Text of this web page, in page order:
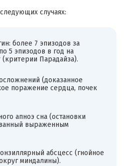
случаях:
более 7 эпизодов за
5 эпизодов в год на
Парадайза).
(доказанное
поражение сердца, почек
апноэ сна (остановки
выраженным
абсцесс (гнойное
миндалины).